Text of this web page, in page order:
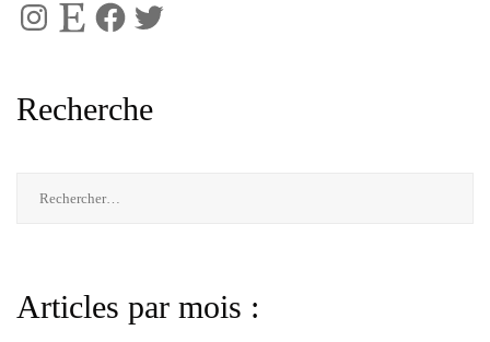
Instagram
Etsy FacebookTwitter
Recherche
Articles par mois :